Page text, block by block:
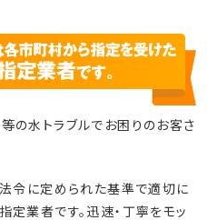
の水トラブルでお困りのお客さ
令に定められた基準で適切に
業者です。迅速・丁寧をモッ